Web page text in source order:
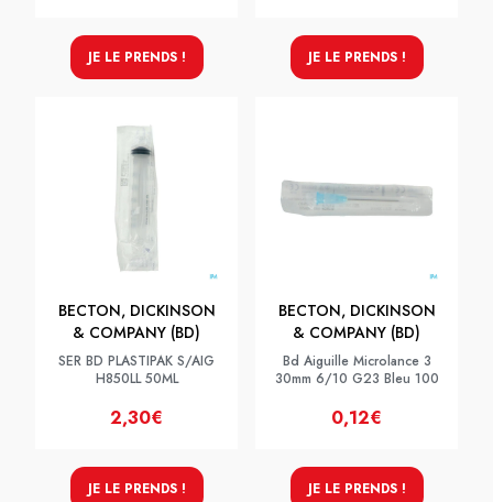
JE LE PRENDS ! JE LE PRENDS !
BECTON, DICKINSON
& COMPANY (BD)
SER BD PLASTIPAK S/AIG
H850LL 50ML
2,30€
JE LE PRENDS !
BECTON, DICKINSON
& COMPANY (BD)
Bd Aiguille Microlance 3
30mm 6/10 G23 Bleu 100
0,12€
JE LE PRENDS !